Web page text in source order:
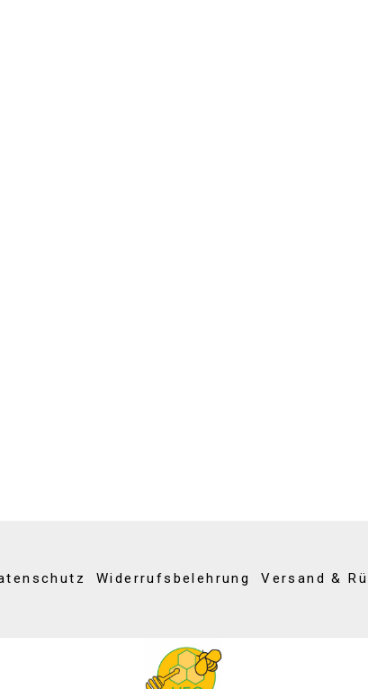
Widerrufsbelehrung Versand &